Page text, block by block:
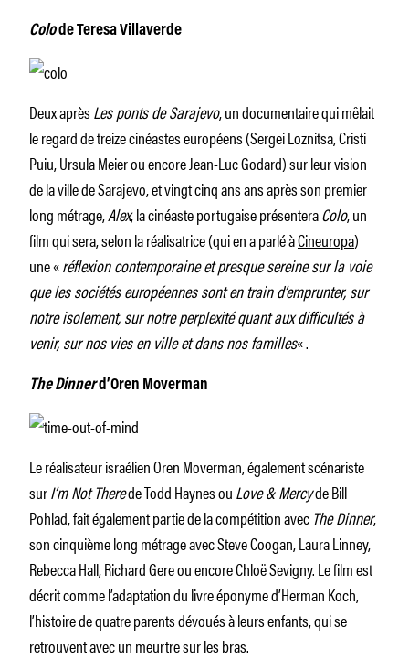
Colode Teresa Villaverde
Deux aprèsLes ponts de Sarajevo, un documentaire qui mêlait
le regard de treize cinéastes européens (Sergei Loznitsa, Cristi
Puiu, Ursula Meier ou encore Jean-Luc Godard) sur leur vision
de la ville de Sarajevo, et vingt cinq ans ans après son premier
long métrage,Alex, la cinéaste portugaise présenteraColo, un
film qui sera, selon la réalisatrice (qui en a parlé àCineuropa)
une «réflexion contemporaine et presque sereine sur la voie
que les sociétés européennes sont en train d’emprunter, sur
notre isolement, sur notre perplexité quant aux difficultés à
venir, sur nos vies en ville et dans nos familles« .
The Dinnerd’Oren Moverman
Le réalisateur israélien Oren Moverman, également scénariste
surI’m Not Therede Todd Haynes ouLove & Mercyde Bill
Pohlad, fait également partie de la compétition avec The Dinner,
son cinquième long métrage avec Steve Coogan, Laura Linney,
Rebecca Hall, Richard Gere ou encore Chloë Sevigny. Le film est
décrit comme l’adaptation du livre éponyme d’Herman Koch,
l’histoire de quatre parents dévoués à leurs enfants, qui se
retrouvent avec un meurtre sur les bras.